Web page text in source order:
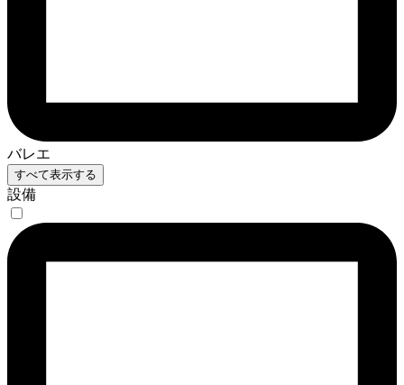
バレエ
すべて表示する
設備